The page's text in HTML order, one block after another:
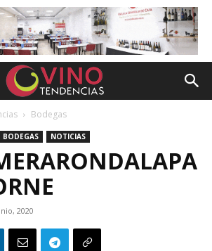
Bodegas
BODEGAS NOTICIAS
2020